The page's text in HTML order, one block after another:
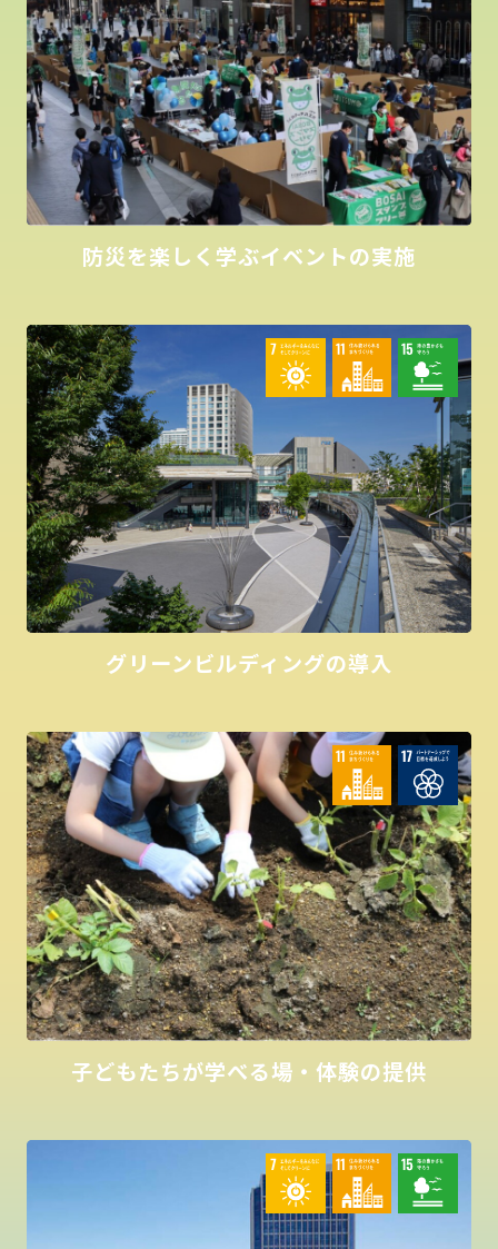
防災を楽しく学ぶイベントの実施
グリーンビルディングの導入
子どもたちが学べる場・体験の提供